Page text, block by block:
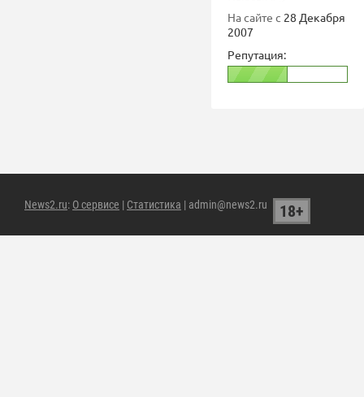
На сайте с 28 Декабря
2007
Репутация:
News2.ru: О сервисе | Статистика | admin@news2.ru 18+